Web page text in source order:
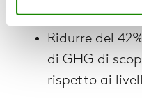
Ridurre del
di GHG di
rispetto ai